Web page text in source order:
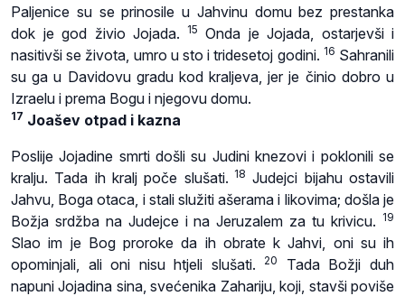
Paljenice su se prinosile u Jahvinu domu bez prestanka
dok je god živio Jojada. 15 Onda je Jojada, ostarjevši i
nasitivši se života, umro u sto i tridesetoj godini. 16 Sahranili
su ga u Davidovu gradu kod kraljeva, jer je činio dobro u
Izraelu i prema Bogu i njegovu domu.
17 Joašev otpad i kazna
Poslije Jojadine smrti došli su Judini knezovi i poklonili se
kralju. Tada ih kralj poče slušati. 18 Judejci bijahu ostavili
Jahvu, Boga otaca, i stali služiti ašerama i likovima; došla je
Božja srdžba na Judejce i na Jeruzalem za tu krivicu. 19
Slao im je Bog proroke da ih obrate k Jahvi, oni su ih
opominjali, ali oni nisu htjeli slušati.
20
Tada Božji duh
napuni Jojadina sina, svećenika Zahariju, koji, stavši poviše